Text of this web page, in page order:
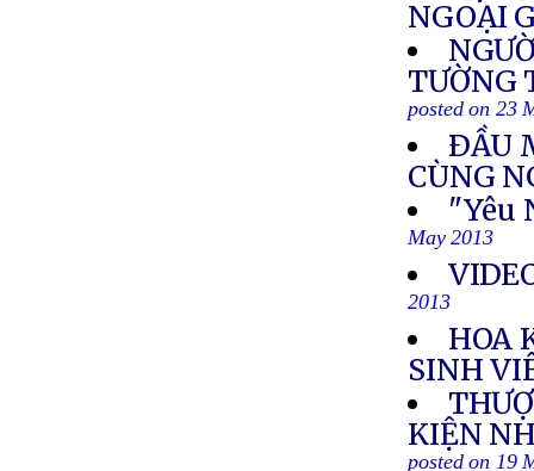
NGOẠI
TƯỜNG
posted on 23
ÐẦU
CÙNG
"Yêu
May 2013
2013
HOA
SINH
KIỆN